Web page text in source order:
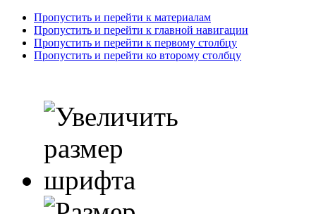
Пропустить и перейти к материалам
Пропустить и перейти к главной навигации
Пропустить и перейти к первому столбцу
Пропустить и перейти ко второму столбцу